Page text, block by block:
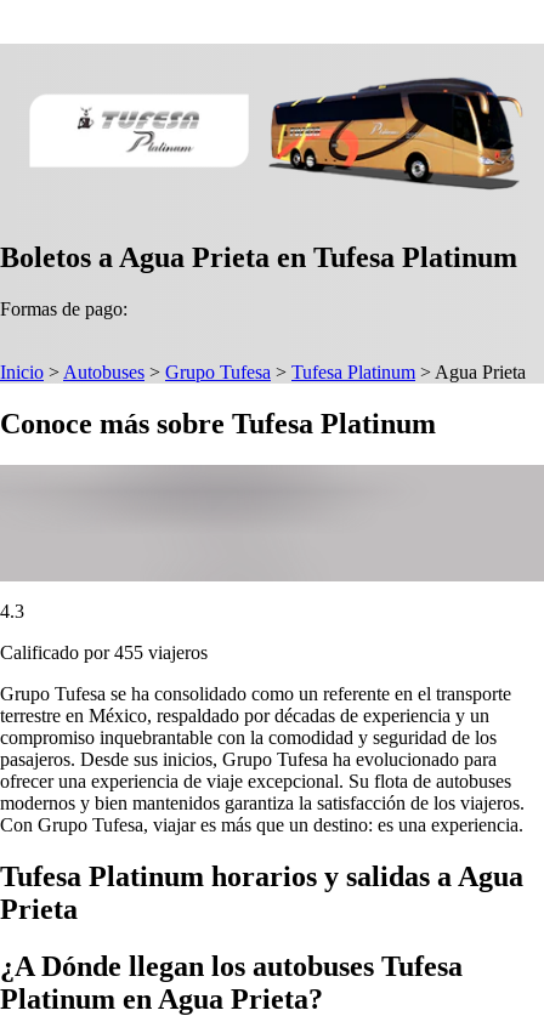
Boletos a Agua Prieta en Tufesa Platinum
Formas de pago:
Inicio > Autobuses > Grupo Tufesa > Tufesa Platinum > Agua Prieta
Conoce más sobre Tufesa Platinum
4.3
Calificado por 455 viajeros
Grupo Tufesa se ha consolidado como un referente en el transporte
terrestre en México, respaldado por décadas de experiencia y un
compromiso inquebrantable con la comodidad y seguridad de los
pasajeros. Desde sus inicios, Grupo Tufesa ha evolucionado para
ofrecer una experiencia de viaje excepcional. Su flota de autobuses
modernos y bien mantenidos garantiza la satisfacción de los viajeros.
Con Grupo Tufesa, viajar es más que un destino: es una experiencia.
Tufesa Platinum horarios y salidas a Agua
Prieta
¿A Dónde llegan los autobuses Tufesa
Platinum en Agua Prieta?